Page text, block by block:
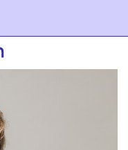
Footer springen